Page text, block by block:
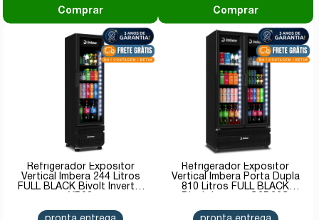
Comprar Comprar
Refrigerador Expositor
Vertical Imbera 244 Litros
FULL BLACK Bivolt Inverter
Refrigerador Expositor
Vertical Imbera Porta Dupla
810 Litros FULL BLACK